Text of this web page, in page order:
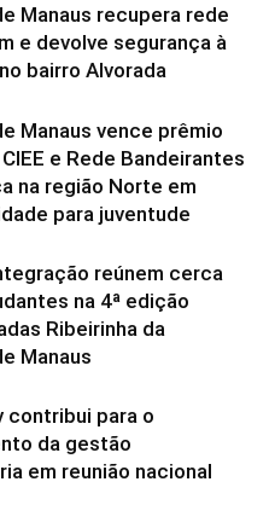
Manaus recupera rede
e devolve segurança à
bairro Alvorada
Manaus vence prêmio
e Rede Bandeirantes
na região Norte em
para juventude
reúnem cerca
na 4ª edição
Ribeirinha da
Manaus
contribui para o
da gestão
em reunião nacional